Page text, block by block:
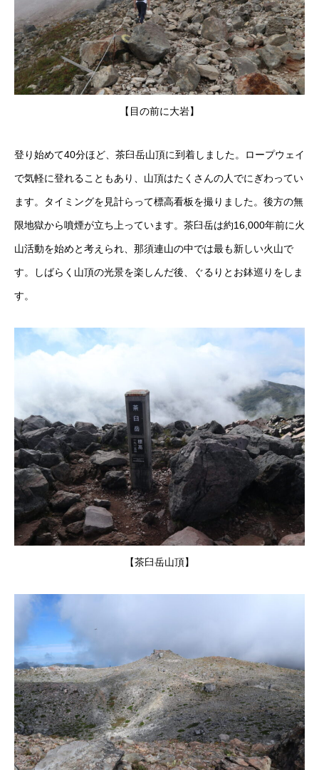
【目の前に大岩】
登り始めて40分ほど、茶臼岳山頂に到着しました。ロープウェイ
で気軽に登れることもあり、山頂はたくさんの人でにぎわってい
ます。タイミングを見計らって標高看板を撮りました。後方の無
限地獄から噴煙が立ち上っています。茶臼岳は約16,000年前に火
山活動を始めと考えられ、那須連山の中では最も新しい火山で
す。しばらく山頂の光景を楽しんだ後、ぐるりとお鉢巡りをしま
す。
【茶臼岳山頂】